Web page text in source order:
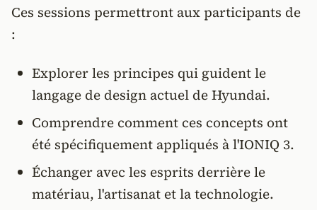
Ces sessions permettront aux participants de
:
Explorer les principes qui guident le
langage de design actuel de Hyundai.
Comprendre comment ces concepts ont
été spécifiquement appliqués à l'IONIQ 3.
Échanger avec les esprits derrière le
matériau, l'artisanat et la technologie.